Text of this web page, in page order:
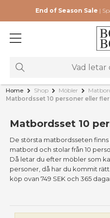
End of Season Sale |
Home Shop Möbler
Matbordsset 10 personer eller fler
Matbordsset 10
De största matbordsseten finns
matbord och stolar från 10
Då letar du efter möbler som
personer, då har du kommit
köp ovan 749 SEK och 365